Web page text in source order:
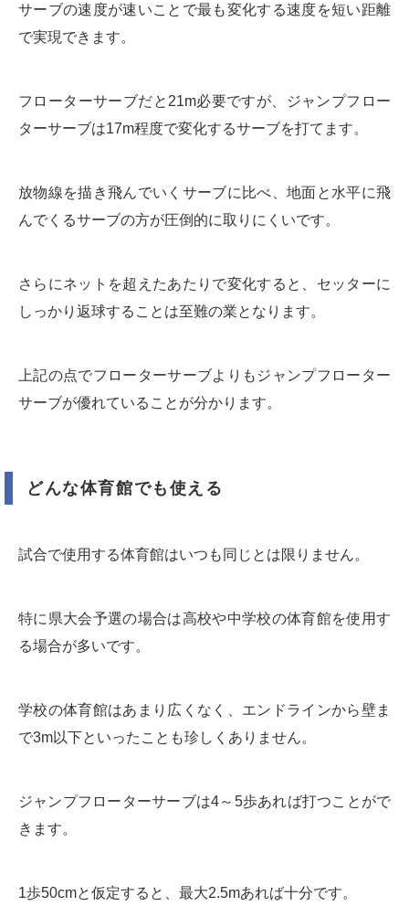
サーブの速度が速いことで最も変化する速度を短い距離
で実現できます。
フローターサーブだと21m必要ですが、ジャンプフロー
ターサーブは17m程度で変化するサーブを打てます。
放物線を描き飛んでいくサーブに比べ、地面と水平に飛
んでくるサーブの方が圧倒的に取りにくいです。
さらにネットを超えたあたりで変化すると、セッターに
しっかり返球することは至難の業となります。
上記の点でフローターサーブよりもジャンプフローター
サーブが優れていることが分かります。
どんな体育館でも使える
試合で使用する体育館はいつも同じとは限りません。
特に県大会予選の場合は高校や中学校の体育館を使用す
る場合が多いです。
学校の体育館はあまり広くなく、エンドラインから壁ま
で3m以下といったことも珍しくありません。
ジャンプフローターサーブは4～5歩あれば打つことがで
きます。
1歩50cmと仮定すると、最大2.5mあれば十分です。